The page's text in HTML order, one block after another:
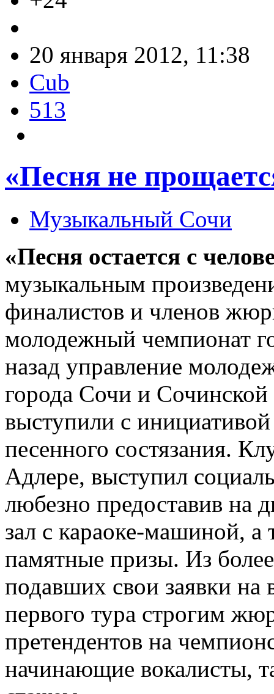
20 января 2012, 11:38
Cub
513
«Песня не
Музыкальный Сочи
«Песня остается с
музыкальным
финалистов и членов
молодежный чемпионат
назад управление
города Сочи и Сочинской
выступили с
песенного состязания.
Адлере, выступил
любезно предоставив на
зал с караоке-машиной, а
памятные призы. Из
подавших свои заявки на
первого тура строгим
претендентов на
начинающие вокалисты,